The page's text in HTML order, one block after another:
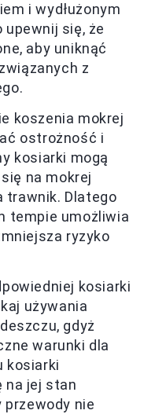
i wydłużonym
się, że
aby uniknąć
z
koszenia mokrej
ostrożność i
kosiarki mogą
na mokrej
trawnik. Dlatego
tempie umożliwia
ryzyko
kosiarki
używania
gdyż
warunki dla
kosiarki
na jej stan
przewody nie